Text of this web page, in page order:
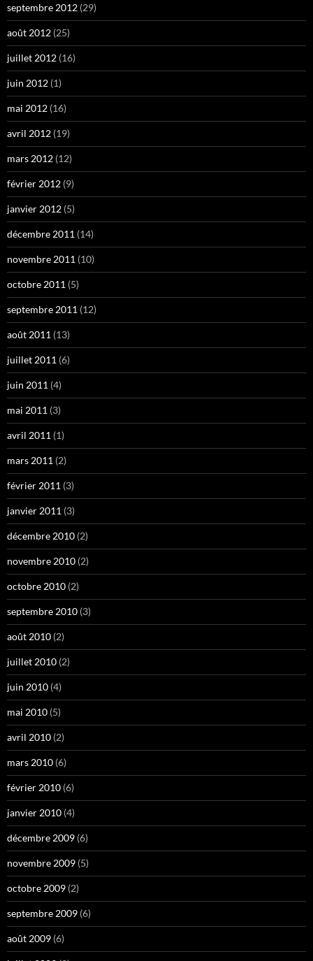
septembre 2012 (29)
août 2012 (25)
juillet 2012 (16)
juin 2012 (1)
mai 2012 (16)
avril 2012 (19)
mars 2012 (12)
février 2012 (9)
janvier 2012 (5)
décembre 2011 (14)
novembre 2011 (10)
octobre 2011 (5)
septembre 2011 (12)
août 2011 (13)
juillet 2011 (6)
juin 2011 (4)
mai 2011 (3)
avril 2011 (1)
mars 2011 (2)
février 2011 (3)
janvier 2011 (3)
décembre 2010 (2)
novembre 2010 (2)
octobre 2010 (2)
septembre 2010 (3)
août 2010 (2)
juillet 2010 (2)
juin 2010 (4)
mai 2010 (5)
avril 2010 (2)
mars 2010 (6)
février 2010 (6)
janvier 2010 (4)
décembre 2009 (6)
novembre 2009 (5)
octobre 2009 (2)
septembre 2009 (6)
août 2009 (6)